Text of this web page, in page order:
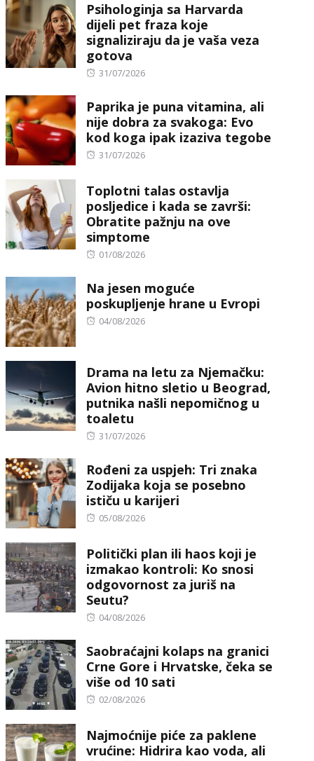
Psihologinja sa Harvarda
dijeli pet fraza koje
signaliziraju da je vaša veza
gotova
Posted
31/07/2026
Paprika je puna vitamina, ali
nije dobra za svakoga: Evo
kod koga ipak izaziva tegobe
Posted
31/07/2026
Toplotni talas ostavlja
posljedice i kada se završi:
Obratite pažnju na ove
simptome
Posted
01/08/2026
Na jesen moguće
poskupljenje hrane u Evropi
Posted
04/08/2026
Drama na letu za Njemačku:
Avion hitno sletio u Beograd,
putnika našli nepomičnog u
toaletu
Posted
31/07/2026
Rođeni za uspjeh: Tri znaka
Zodijaka koja se posebno
ističu u karijeri
Posted
05/08/2026
Politički plan ili haos koji je
izmakao kontroli: Ko snosi
odgovornost za juriš na
Seutu?
Posted
04/08/2026
Saobraćajni kolaps na granici
Crne Gore i Hrvatske, čeka se
više od 10 sati
Posted
02/08/2026
Najmoćnije piće za paklene
vrućine: Hidrira kao voda, ali